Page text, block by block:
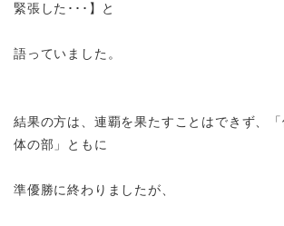
緊張した･･･】と
語っていました。
結果の方は、連覇を果たすことはできず、
体の部」ともに
準優勝に終わりましたが、